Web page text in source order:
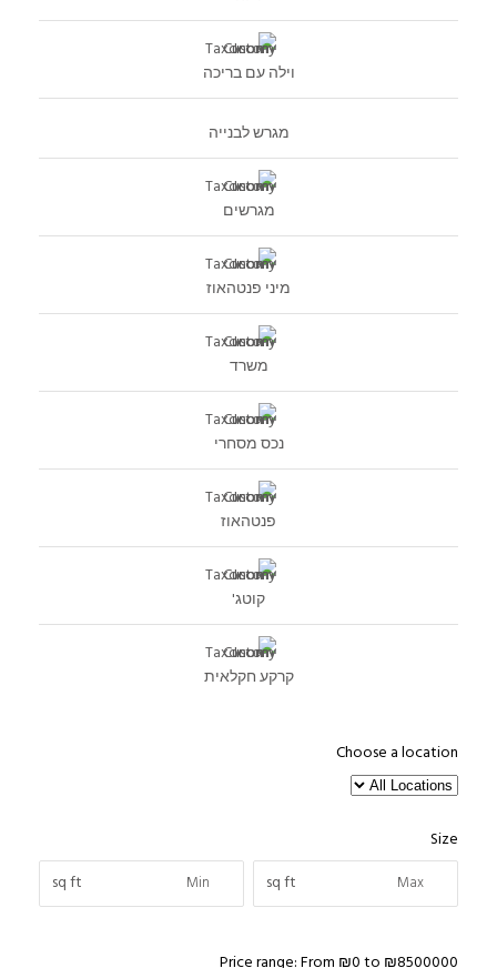
וילה עם בריכה
מגרש לבנייה
מגרשים
מיני פנטהאוז
משרד
נכס מסחרי
פנטהאוז
קוטג'
קרקע חקלאית
Choose a location
Size
sq ft
sq ft